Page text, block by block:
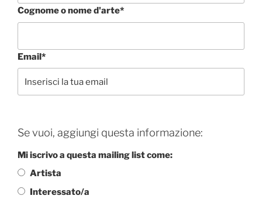
Cognome o nome d'arte*
Email*
Se vuoi, aggiungi questa informazione:
Mi iscrivo a questa mailing list come:
Artista
Interessato/a